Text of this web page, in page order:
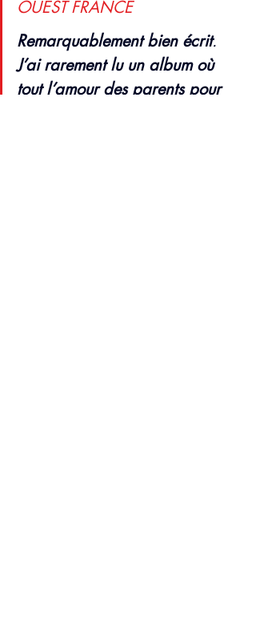
OUEST FRANCE
Remarquablement bien écrit.
J’ai rarement lu un album où
tout l’amour des parents pour